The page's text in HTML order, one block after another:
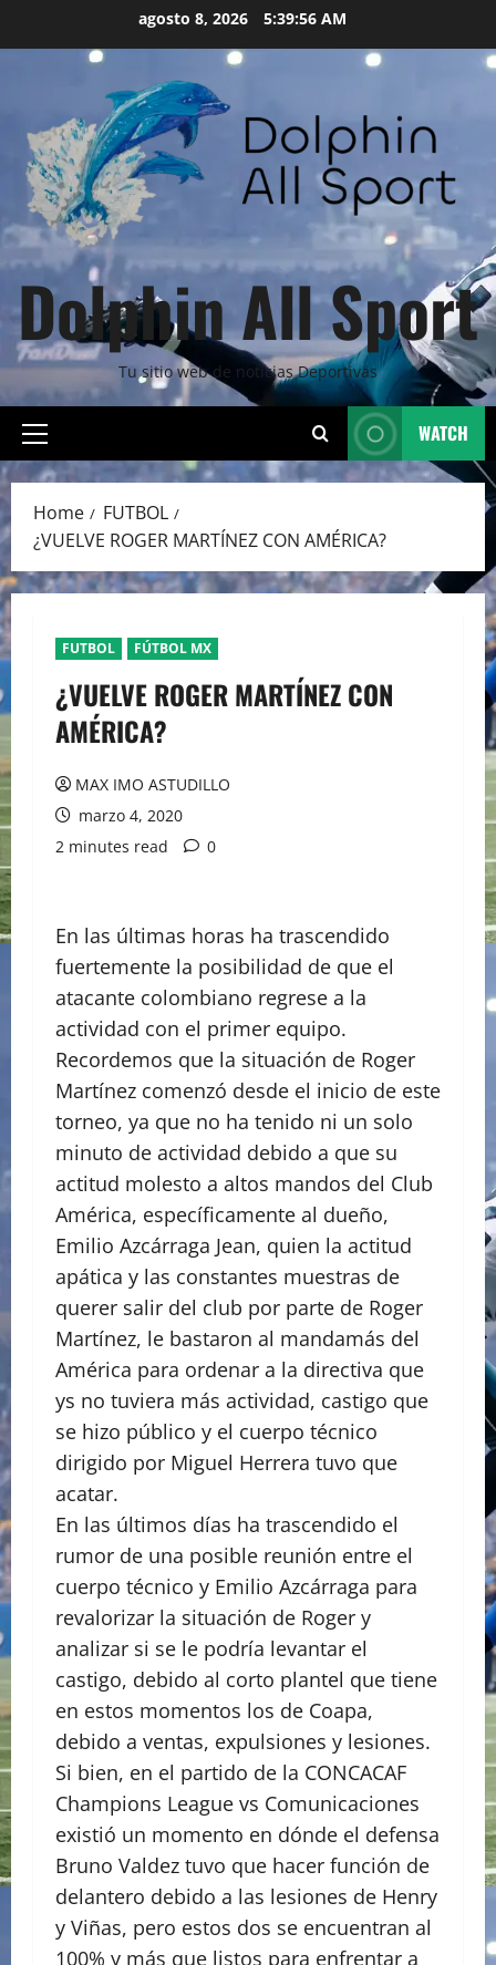
agosto 8, 2026 5:39:57 AM
Dolphin All Sport
Tu sitio web de noticias Deportivas
Primary
Menu
WATCH
Home
FUTBOL
¿VUELVE ROGER MARTÍNEZ CON AMÉRICA?
FUTBOL FÚTBOL MX
¿VUELVE ROGER MARTÍNEZ CON
AMÉRICA?
MAX IMO ASTUDILLO
marzo 4, 2020
2 minutes read
0
En las últimas horas ha trascendido
fuertemente la posibilidad de que el
atacante colombiano regrese a la
actividad con el primer equipo.
Recordemos que la situación de Roger
Martínez comenzó desde el inicio de este
torneo, ya que no ha tenido ni un solo
minuto de actividad debido a que su
actitud molesto a altos mandos del Club
América, específicamente al dueño,
Emilio Azcárraga Jean, quien la actitud
apática y las constantes muestras de
querer salir del club por parte de Roger
Martínez, le bastaron al mandamás del
América para ordenar a la directiva que
ys no tuviera más actividad, castigo que
se hizo público y el cuerpo técnico
dirigido por Miguel Herrera tuvo que
acatar.
En las últimos días ha trascendido el
rumor de una posible reunión entre el
cuerpo técnico y Emilio Azcárraga para
revalorizar la situación de Roger y
analizar si se le podría levantar el
castigo, debido al corto plantel que tiene
en estos momentos los de Coapa,
debido a ventas, expulsiones y lesiones.
Si bien, en el partido de la CONCACAF
Champions League vs Comunicaciones
existió un momento en dónde el defensa
Bruno Valdez tuvo que hacer función de
delantero debido a las lesiones de Henry
y Viñas, pero estos dos se encuentran al
100% y más que listos para enfrentar a